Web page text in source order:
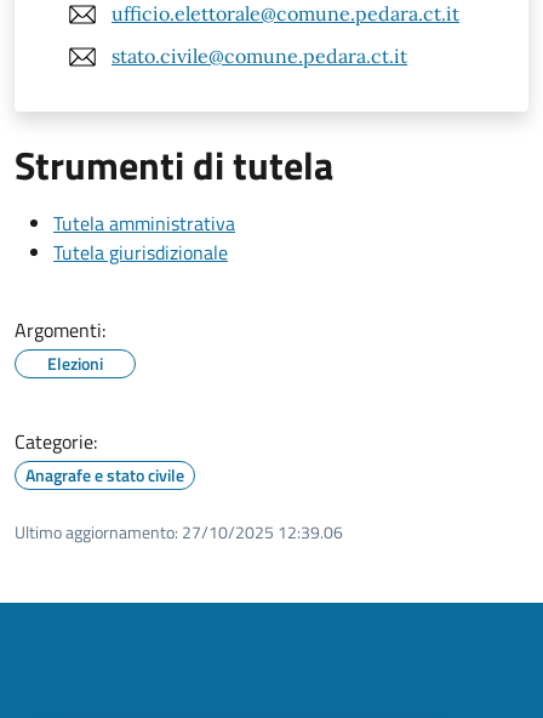
ufficio.elettorale@comune.pedara.ct.it
stato.civile@comune.pedara.ct.it
Strumenti di tutela
Tutela amministrativa
Tutela giurisdizionale
Argomenti:
Elezioni
Categorie:
Anagrafe e stato civile
Ultimo aggiornamento: 27/10/2025 12:39.06